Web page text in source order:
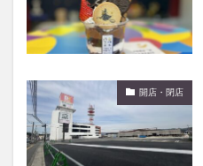
開店・閉店